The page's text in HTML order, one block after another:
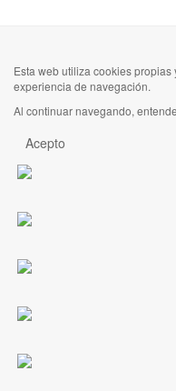
Esta web utiliza cookies
experiencia de navegación.
Al continuar navegando,
Acepto